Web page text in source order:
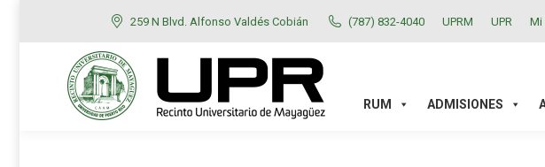
259 N Blvd. Alfonso Valdés Cobián (787) 832-4040 UPRM UPR Mi
RUM ADMISIONES
RUM ADMISIONES